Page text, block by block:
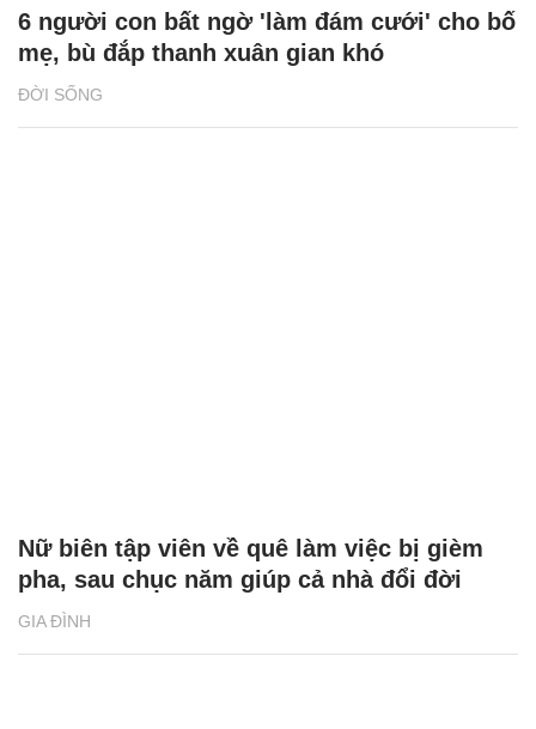
ĐỜI SỐNG
6 người con bất ngờ 'làm đám cưới' cho bố
mẹ, bù đắp thanh xuân gian khó
GIA ĐÌNH
Nữ biên tập viên về quê làm việc bị gièm
pha, sau chục năm giúp cả nhà đổi đời